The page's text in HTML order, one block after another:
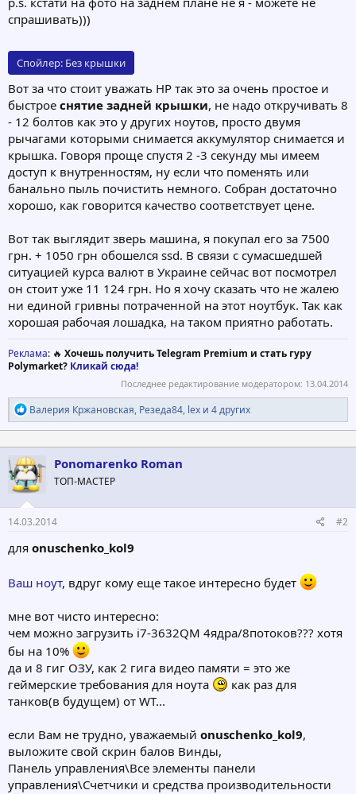
спрашивать)))
Спойлер: Без крышки
Вот за что стоит уважать HP так это за очень простое и
быстрое снятие задней крышки, не надо откручивать 8
- 12 болтов как это у других ноутов, просто двумя
рычагами которыми снимается аккумулятор снимается и
крышка. Говоря проще спустя 2 -3 секунду мы имеем
доступ к внутренностям, ну если что поменять или
банально пыль почистить немного. Собран достаточно
хорошо, как говорится качество соответствует цене.
Вот так выглядит зверь машина, я покупал его за 7500
грн. + 1050 грн обошелся ssd. В связи с сумасшедшей
ситуацией курса валют в Украине сейчас вот посмотрел
он стоит уже 11 124 грн. Но я хочу сказать что не жалею
ни единой гривны потраченной на этот ноутбук. Так как
хорошая рабочая лошадка, на таком приятно работать.
Реклама: 🔥 Хочешь получить Telegram Premium и стать гуру
Polymarket? Кликай сюда!
Последнее редактирование модератором: 13.04.2014
Р
е
а
к
ц
и
и
:
Валерия Кржановская, Резеда84, lex и 4 других
Ponomarenko Roman
ТОП-МАСТЕР
14.03.2014 #2
для onuschenko_kol9
Ваш ноут, вдруг кому еще такое интересно будет
мне вот чисто интересно:
чем можно загрузить i7-3632QM 4ядра/8потоков??? хотя
бы на 10%
да и 8 гиг ОЗУ, как 2 гига видео памяти = это же
геймерские требования для ноута
как раз для
танков(в будущем) от WT...
если Вам не трудно, уважаемый onuschenko_kol9,
выложите свой скрин балов Винды,
Панель управления\Все элементы панели
управления\Счетчики и средства производительности